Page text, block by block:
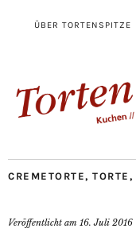
ÜBER TORTENSPITZE
CREMETORTE, TORTE ,
Veröffentlicht am 16. Juli 2016